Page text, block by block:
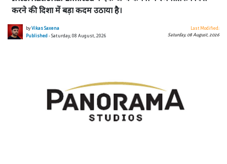
करने की दिशा में बड़ा कदम उठाया है।
byVikas Saxena
Published- Saturday, 08 August, 2026
Last Modified:
Saturday, 08 August, 2026